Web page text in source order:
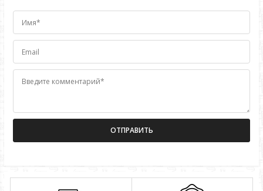
Имя*
Email
Введите комментарий*